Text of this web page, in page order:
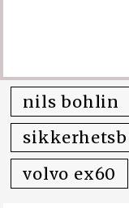
nils bohlin
volvo ex60